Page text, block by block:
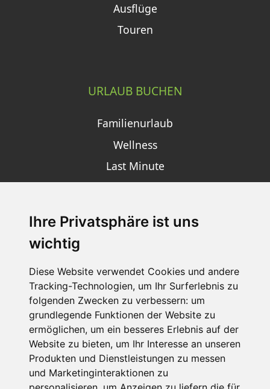
Ihre Privatsphäre ist uns
wichtig
Diese Website verwendet Cookies und andere
Tracking-Technologien, um Ihr Surferlebnis zu
folgenden Zwecken zu verbessern: um
grundlegende Funktionen der Website zu
ermöglichen, um ein besseres Erlebnis auf der
Website zu bieten, um Ihr Interesse an unseren
Produkten und Dienstleistungen zu messen
und Marketinginteraktionen zu
Ausflüge
Touren
URLAUB BUCHEN
Familienurlaub
Wellness
Last Minute
SCHNEEHÖHEN SKI APP
Die Schneehoehen Ski APP für iOS und Android - Ein
Muss für alle Wintersportler und Schneefreaks!